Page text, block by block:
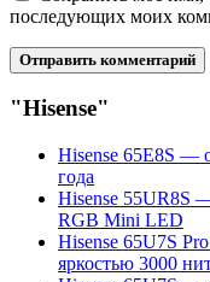
последующих моих
"Hisense"
Hisense 65E8S —
года
Hisense 55UR8S
RGB Mini LED
Hisense 65U7S
яркостью 3000